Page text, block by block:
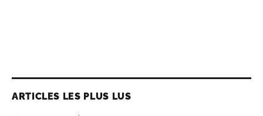
ARTICLES LES PLUS LUS